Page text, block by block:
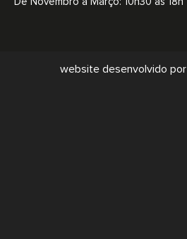
website desenvolvido por